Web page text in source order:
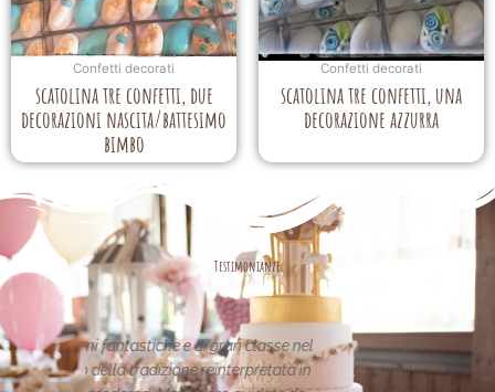
Confetti decorati
scatolina tre confetti, due
decorazioni nascita/battesimo
bimbo
Confetti decorati
scatolina tre confetti, una
decorazione azzurra
Testimonianze
nel
in
Le creazioni sono fantastiche e
uniche..raffinate eleganti....complimenti